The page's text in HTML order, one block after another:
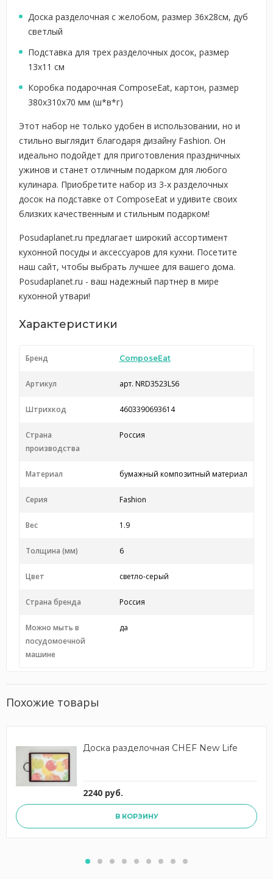
Доска разделочная с желобом, размер 36х28см, дуб
светлый
Подставка для трех разделочных досок, размер
13х11 см
Коробка подарочная ComposeEat, картон, размер
380х310х70 мм (ш*в*г)
Этот набор не только удобен в использовании, но и
стильно выглядит благодаря дизайну Fashion. Он
идеально подойдет для приготовления праздничных
ужинов и станет отличным подарком для любого
кулинара. Приобретите набор из 3-х разделочных
досок на подставке от ComposeEat и удивите своих
близких качественным и стильным подарком!
Posudaplanet.ru предлагает широкий ассортимент
кухонной посуды и аксессуаров для кухни. Посетите
наш сайт, чтобы выбрать лучшее для вашего дома.
Posudaplanet.ru - ваш надежный партнер в мире
кухонной утвари!
Характеристики
Бренд ComposeEat
Артикул арт. NRD3523LS6
Штрихкод 4603390693614
Страна
производства
Россия
Материал бумажный композитный материал
Серия Fashion
Вес 1.9
Толщина (мм) 6
Цвет светло-серый
Страна бренда Россия
Можно мыть в
посудомоечной
машине
да
Похожие товары
Доска разделочная CHEF New Life
2240 руб.
В КОРЗИНУ